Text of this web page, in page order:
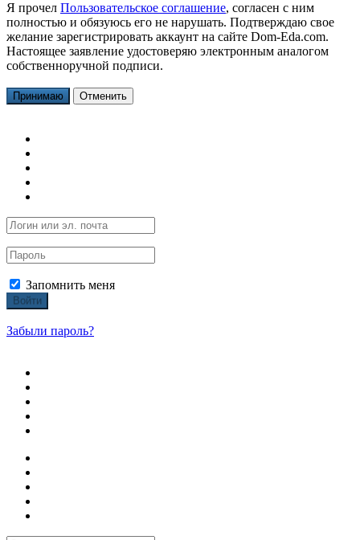
Я прочел Пользовательское соглашение, согласен с ним
полностью и обязуюсь его не нарушать. Подтверждаю свое
желание зарегистрировать аккаунт на сайте Dom-Eda.com.
Настоящее заявление удостоверяю электронным аналогом
собственноручной подписи.
Принимаю Отменить
Запомнить меня
Войти
Забыли пароль?